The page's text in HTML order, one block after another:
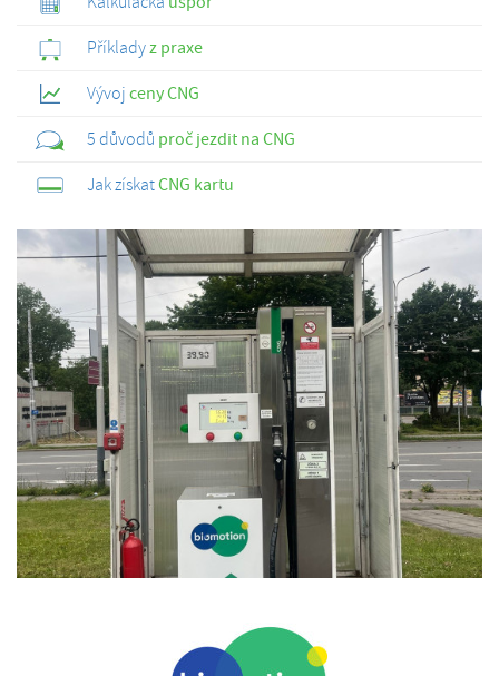
Příkladyz praxe
Vývoj ceny CNG
5 důvodů proč jezdit na CNG
Jak získatCNG kartu